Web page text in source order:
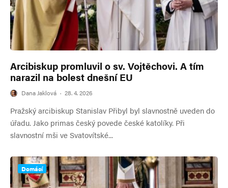
Arcibiskup promluvil o sv. Vojtěchovi. A tím
narazil na bolest dnešní EU
Dana Jaklová · 28. 4. 2026
Pražský arcibiskup Stanislav Přibyl byl slavnostně uveden do
úřadu. Jako primas český povede české katolíky. Při
slavnostní mši ve Svatovítské...
Domácí